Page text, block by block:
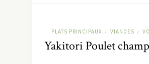
PLATS PRINCIPAUX / VIANDES /
Yakitori Poulet